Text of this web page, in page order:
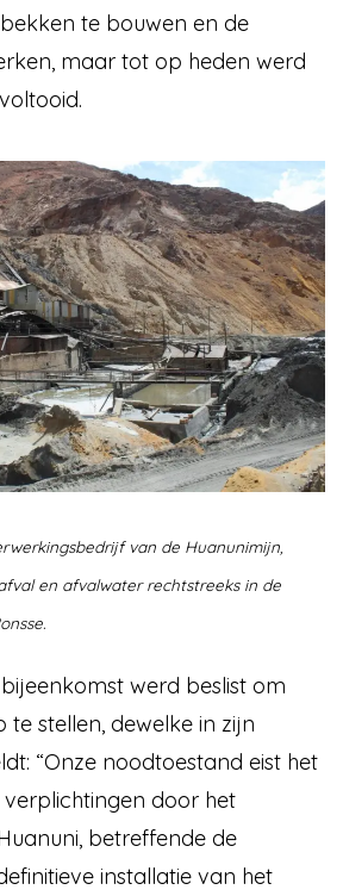
te bouwen en de
maar tot op heden werd
van de Huanunimijn,
en afvalwater rechtstreeks in de
werd beslist om
stellen, dewelke in zijn
“Onze noodtoestand eist het
door het
betreffende de
installatie van het